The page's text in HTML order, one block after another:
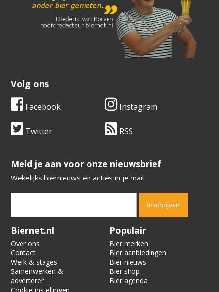
Volg ons
Facebook Instagram
Twitter RSS
​​​​​​​Meld je aan voor onze nieuwsbrief
Wekelijks biernieuws en acties in je mail
Verification code:
Biernet.nl
Over ons
Contact
Werk & stages
Samenwerken &
adverteren
Cookie instellingen
Populair
Bier merken
Bier aanbiedingen
Bier nieuws
Bier shop
Bier agenda